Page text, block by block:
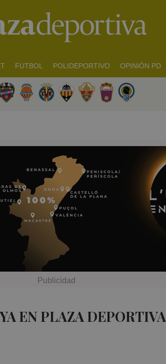
FUTBOL POLIDEPORTIVO OPINIÓN PD
EN PLAZA DEPORTIVA